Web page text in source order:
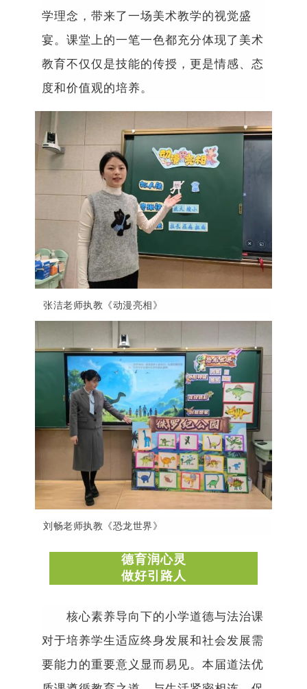
学理念，带来了一场美术教学的视觉盛
宴。课堂上的一笔一色都充分体现了美术
教育不仅仅是技能的传授，更是情感、态
度和价值观的培养。
张洁老师执教《动漫亮相》
刘畅老师执教《恐龙世界》
德育润心灵
做好引路人
核心素养导向下的小学道德与法治课
对于培养学生适应终身发展和社会发展需
要能力的重要意义显而易见。本届道法优